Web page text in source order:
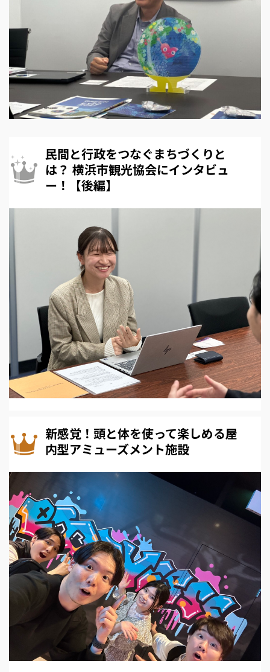
民間と行政をつなぐまちづくりと
は？ 横浜市観光協会にインタビュ
ー！【後編】
新感覚！頭と体を使って楽しめる屋
内型アミューズメント施設